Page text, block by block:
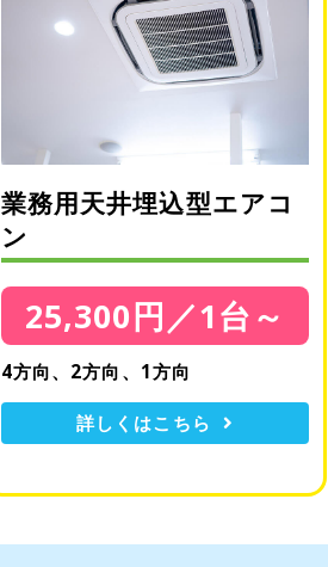
業務用天井埋込型エアコ
ン
25,300円／1台～
4方向、2方向、1方向
詳しくはこちら